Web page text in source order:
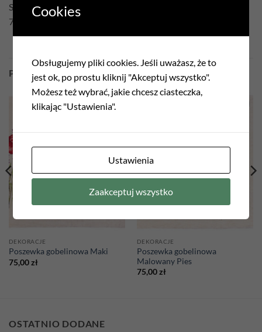
Skład
75% Poliester 22% Bawełna 3% Akryl
PODOBNE PRODUKTY
DEKORACJE
Poszewka gobelinowa Maki
75,00zł
DEKORACJE
Poszewka gobelinowa
Malowany Pies
75,00zł
OSTATNIO DODANE
Cookies
Obsługujemy pliki cookies. Jeśli uważasz, że to
jest ok, po prostu kliknij "Akceptuj wszystko".
Możesz też wybrać, jakie chcesz ciasteczka,
klikając "Ustawienia".
Ustawienia
Zaakceptuj wszystko